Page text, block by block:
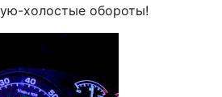
холостые обороты!